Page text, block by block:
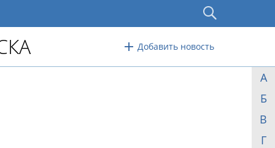
Добавить новость
А
Б
В
Г